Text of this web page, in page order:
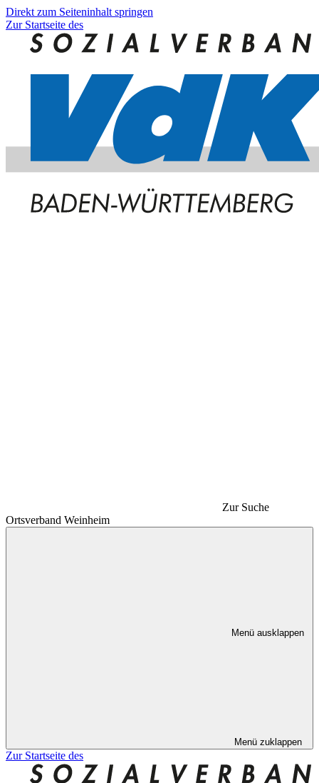
Direkt zum Seiteninhalt springen
Zur Startseite des
Zur Suche
Ortsverband Weinheim
Menü ausklappen
Menü zuklappen
Zur Startseite des